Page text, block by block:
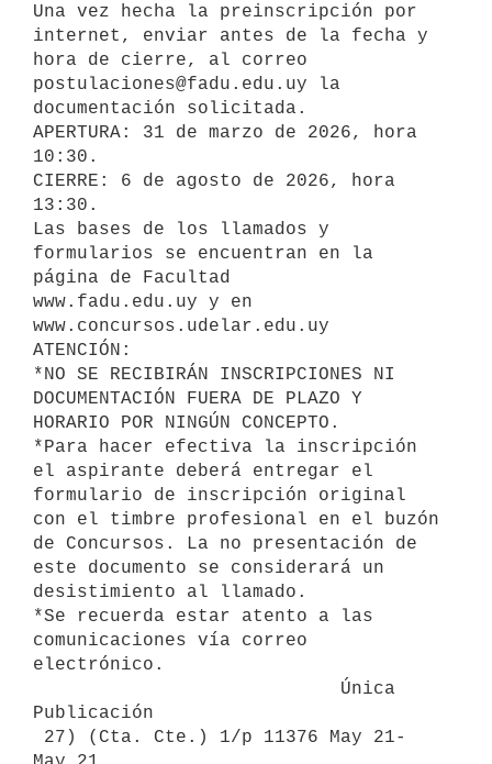
Una vez hecha la preinscripción por
internet, enviar antes de la fecha y
hora de cierre, al correo
postulaciones@fadu.edu.uy la
documentación solicitada.
APERTURA: 31 de marzo de 2026, hora
10:30.
CIERRE: 6 de agosto de 2026, hora
13:30.
Las bases de los llamados y
formularios se encuentran en la
página de Facultad
www.fadu.edu.uy y en
www.concursos.udelar.edu.uy
ATENCIÓN:
*NO SE RECIBIRÁN INSCRIPCIONES NI
DOCUMENTACIÓN FUERA DE PLAZO Y
HORARIO POR NINGÚN CONCEPTO.
*Para hacer efectiva la inscripción
el aspirante deberá entregar el
formulario de inscripción original
con el timbre profesional en el buzón
de Concursos. La no presentación de
este documento se considerará un
desistimiento al llamado.
*Se recuerda estar atento a las
comunicaciones vía correo
electrónico.
Publicación